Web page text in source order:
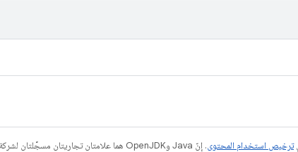
ترخيص استخدام المحتوى